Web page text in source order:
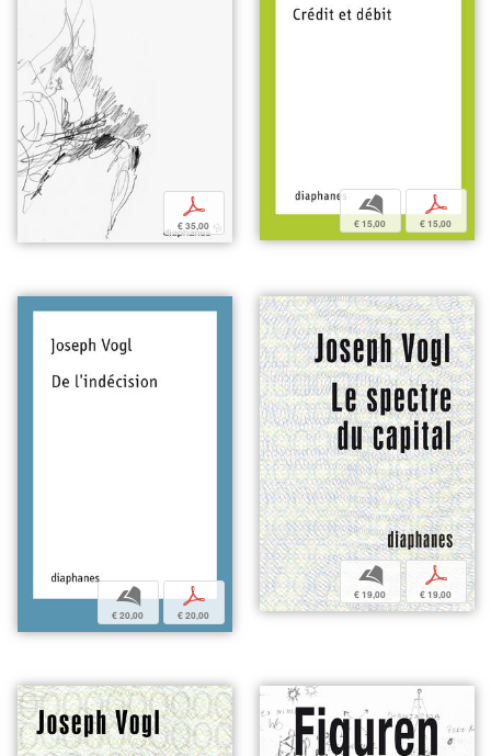
p
€ 35,00
b
€ 15,00
p
€ 15,00
b
€ 20,00
p
€ 20,00
b
€ 19,00
p
€ 19,00